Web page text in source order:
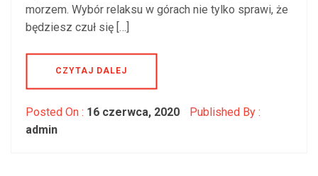
morzem. Wybór relaksu w górach nie tylko sprawi, że
będziesz czuł się […]
CZYTAJ DALEJ
Posted On : 16 czerwca, 2020
Published By :
admin